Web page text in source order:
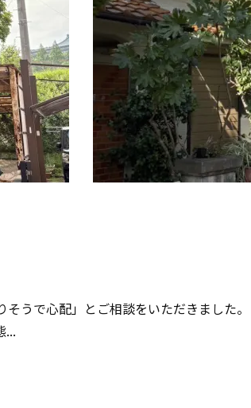
うで心配」とご相談をいただきました。
...